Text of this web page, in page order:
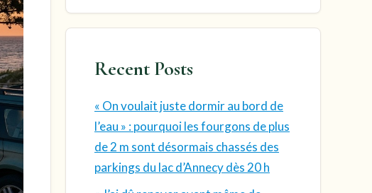
Recent Posts
« On voulait juste dormir au bord de
l’eau » : pourquoi les fourgons de plus
de 2 m sont désormais chassés des
parkings du lac d’Annecy dès 20 h